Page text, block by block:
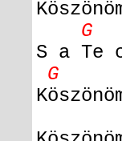
G
S a Te
G